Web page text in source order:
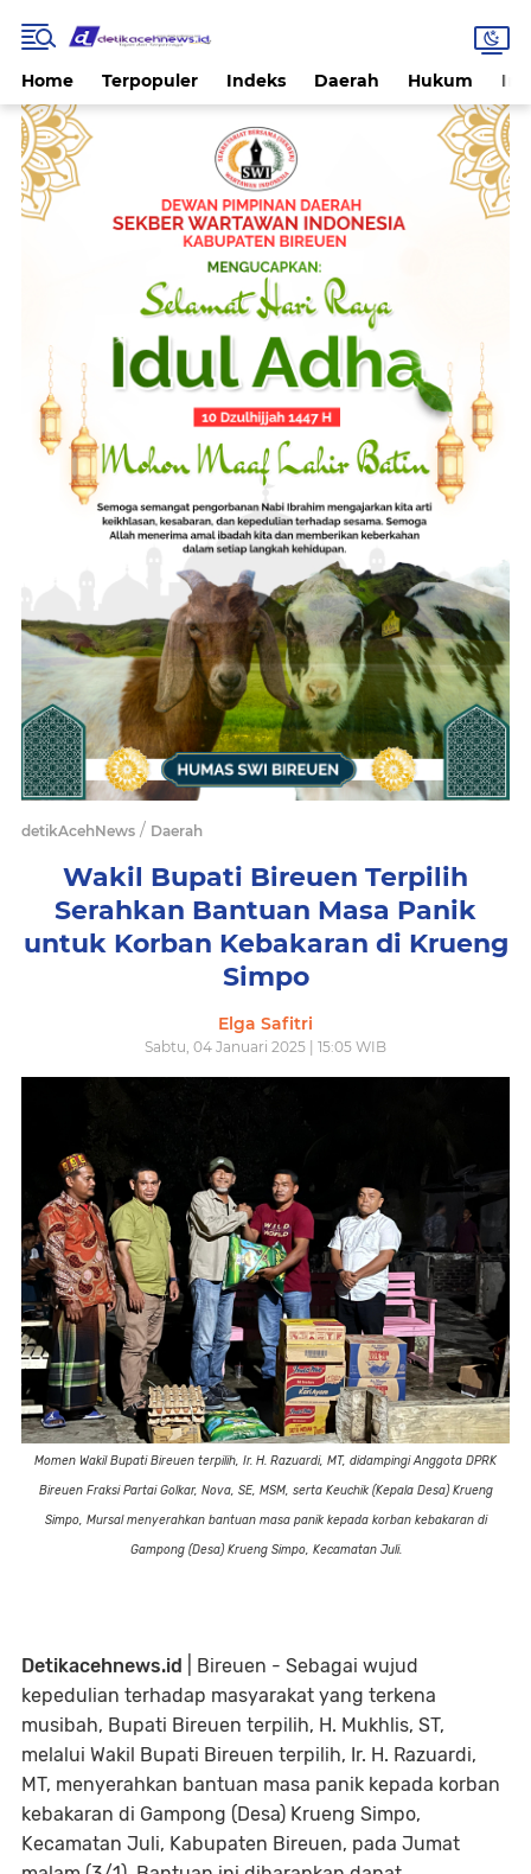
Home Terpopuler Indeks Daerah Hukum
detikAcehNews / Daerah
Wakil Bupati Bireuen Terpilih
Serahkan Bantuan Masa Panik
untuk Korban Kebakaran di Krueng
Simpo
Elga Safitri
Sabtu, 04 Januari 2025 | 15:05 WIB
Momen Wakil Bupati Bireuen terpilih, Ir. H. Razuardi, MT, didampingi Anggota DPRK
Bireuen Fraksi Partai Golkar, Nova, SE, MSM, serta Keuchik (Kepala Desa) Krueng
Simpo, Mursal menyerahkan bantuan masa panik kepada korban kebakaran di
Gampong (Desa) Krueng Simpo, Kecamatan Juli.
Detikacehnews.id
| Bireuen - Sebagai wujud
kepedulian terhadap masyarakat yang terkena
musibah, Bupati Bireuen terpilih, H. Mukhlis, ST,
melalui Wakil Bupati Bireuen terpilih, Ir. H. Razuardi,
MT, menyerahkan bantuan masa panik kepada korban
kebakaran di Gampong (Desa) Krueng Simpo,
Kecamatan Juli, Kabupaten Bireuen, pada Jumat